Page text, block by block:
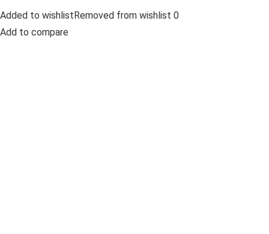
Added to wishlistRemoved from wishlist 0
Add to compare